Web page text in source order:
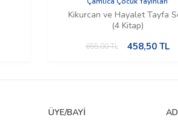
Kikurcan ve Hayalet Tayfa
(4 Kitap)
655,00TL 458,50TL
ÜYE/BAYI